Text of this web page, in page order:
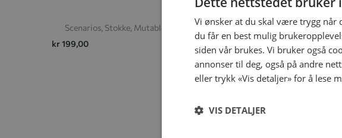
Scenarios, Stokke, Mutable, Nature
kr 199,00
Vi ønsker at du skal være trygg når
du får en best mulig
siden vår brukes. Vi bruker også
annonser til deg, også på andre
eller trykk «Vis detaljer» for å lese
VIS DETALJER